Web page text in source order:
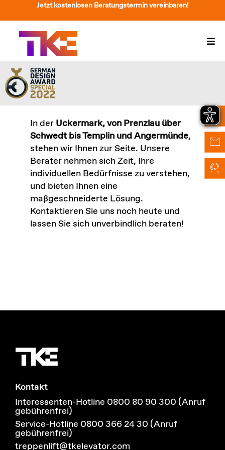
Inhalt
springen
Jetzt kostenlosen Beratungstermin vereinbaren!
Treppenlift
Preise
Service
Treppenliftberatung
Über Uns & Kontakt
Suche
nach:
In der Uckermark, von Prenzlau über
Schwedt bis Templin und Angermünde,
stehen wir Ihnen zur Seite. Unsere
Berater nehmen sich Zeit, Ihre
individuellen Bedürfnisse zu verstehen,
und bieten Ihnen eine
maßgeschneiderte Lösung.
Kontaktieren Sie uns noch heute und
lassen Sie sich unverbindlich beraten!
Kontakt
Interessenten-Hotline 0800 80 90 300 (Anruf
gebührenfrei)
Service-Hotline 0800 366 24 30 (Anruf
gebührenfrei)
treppenlift@tkelevator.com